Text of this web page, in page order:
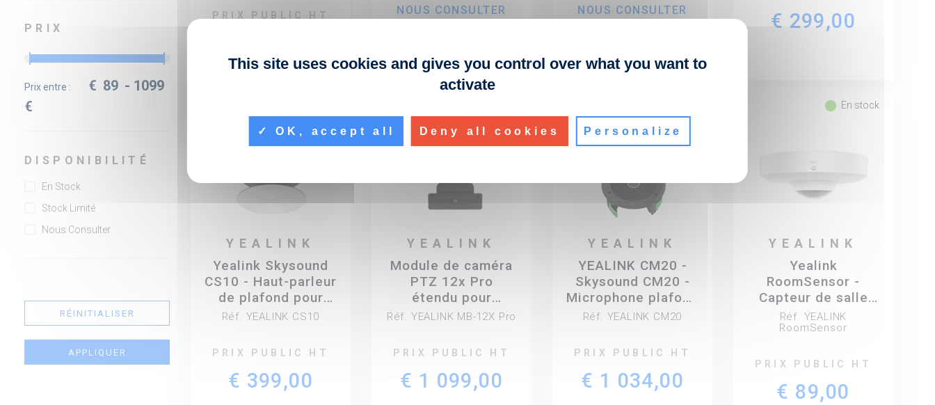
PRIX
Prix entre : € 89 - 1099
€
DISPONIBILITÉ
En Stock
Stock Limité
Nous Consulter
RÉINITIALISER
APPLIQUER
Microsoft Teams
PRIX PUBLIC HT NOUS CONSULTER NOUS CONSULTER € 299,00
YEALINK
Yealink Skysound
CS10 - Haut-parleur
de plafond pour
solutions de
Yealink
Réf. YEALINK CS10
PRIX PUBLIC HT
€ 399,00
YEALINK
Module de caméra
PTZ 12x Pro
étendu pour
MeetingBoard Pro
Réf. YEALINK MB-12X Pro
PRIX PUBLIC HT
€ 1 099,00
YEALINK
YEALINK CM20 -
Skysound CM20 -
Microphone plafond
intelligent pour
visioconférence
Yealink
Réf. YEALINK CM20
PRIX PUBLIC HT
€ 1 034,00
fiber_manual_record En stock
YEALINK
Yealink
RoomSensor -
Capteur de salle
multi-fonctionel
pour l'entreprise
Réf. YEALINK
RoomSensor
PRIX PUBLIC HT
€ 89,00
This site uses cookies and gives you control over what you want to
activate
OK, accept all Deny all cookies Personalize